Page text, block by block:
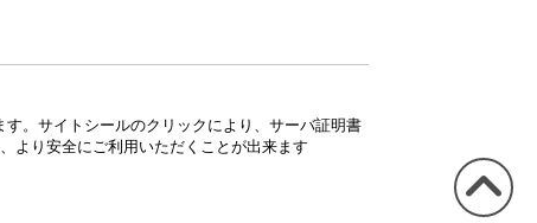
。サイトシールのクリックにより、サーバ証明書
より安全にご利用いただくことが出来ます